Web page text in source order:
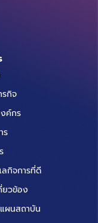
กิจ
ค์กร
ร
กิจการที่ดี
ยวข้อง
ผนสถาบัน